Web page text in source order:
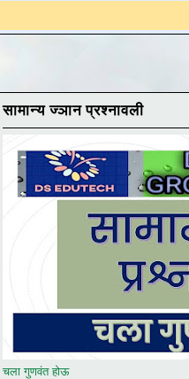
सामान्य ज्ञान प्रश्नावली
चला गुणवंत होऊ